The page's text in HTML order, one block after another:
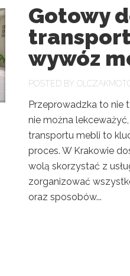
Gotowy
wywóz
POSTED BY
Przeprowadzka to nie
nie można
transportu mebli to
proces. W Krakowie
wolą skorzystać z
zorganizować
oraz sposobów...